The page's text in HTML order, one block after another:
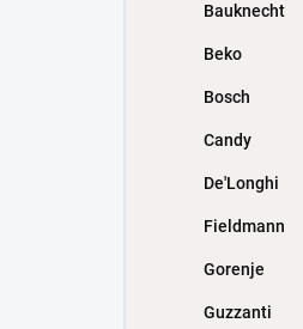
Bauknecht
Beko
Bosch
Candy
De'Longhi
Fieldmann
Gorenje
Guzzanti